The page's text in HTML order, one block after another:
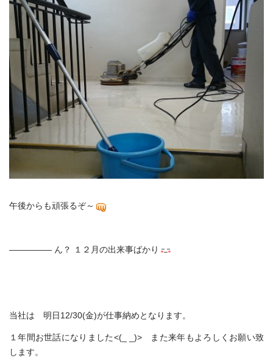
午後からも頑張るぞ～
――――― ん？ １２月の出来事ばかり
当社は 明日12/30(金)が仕事納めとなります。
１年間お世話になりました<(_ _)> また来年もよろしくお願い致
します。